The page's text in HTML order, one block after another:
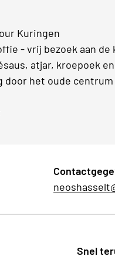
Kuringen
- vrij bezoek aan
atjar, kroepoek
door het oude
Snel